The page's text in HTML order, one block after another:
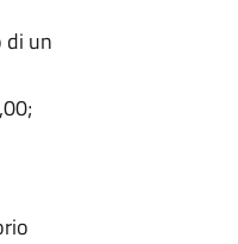
di un